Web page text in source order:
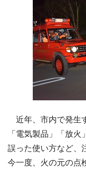
近年、市内で発生
「電気製品」「放
誤った使い方など、
今一度、火の元の点